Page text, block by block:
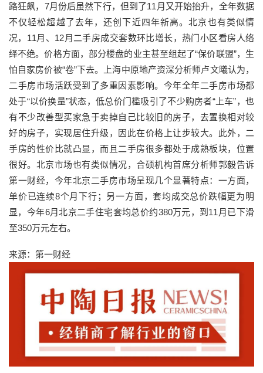
路狂飙，7月份后虽然下行，但到了11月又开始抬升，全年数据
不仅轻松超越了去年，还创下近四年新高。北京也有类似情
况，11月、12月二手房成交套数环比增长，热门小区看房人络
绎不绝。价格方面，部分楼盘的业主甚至组起了“保价联盟”，生
怕自家房价被“卷”下去。上海中原地产资深分析师卢文曦认为，
二手房市场活跃受到了多重因素影响。今年全年二手房市场都
处于“以价换量”状态，低总价门槛吸引了不少购房者“上车”，也
有不少改善型买家急于卖掉自己比较旧的房子，去置换相对较
好的房子，实现居住升级，因此在价格上让步较大。此外，二
手房的性价比就凸显，而且二手房很多都处于成熟板块，位置
很好。北京市场也有类似情况，合硕机构首席分析师郭毅告诉
第一财经，今年北京二手房市场呈现几个显著特点：一方面，
单价已连续8个月下行；另一方面，套均成交总价跌幅更为明
显，今年6月北京二手住宅套均总价约380万元，到11月已下滑
至350万元左右。
来源：第一财经